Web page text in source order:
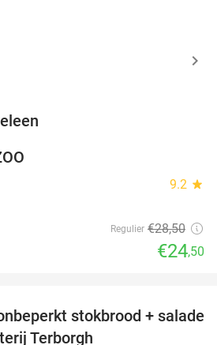
9.2 star
Regulier €28,50
€24,50
44%
stokbrood + salade
Terborgh